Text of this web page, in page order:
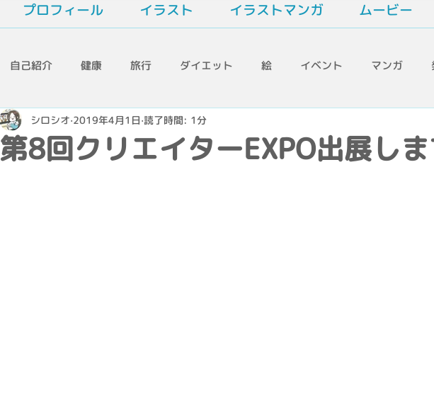
プロフィール イラスト イラストマンガ ムービー
自己紹介 健康 旅行 ダイエット 絵 イベント マンガ
第8回クリエイターEXPO出展し
シロシオ 2019年4月1日 読了時間: 1分